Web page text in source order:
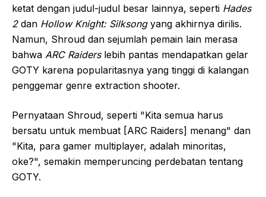
ketat dengan judul-judul besar lainnya, seperti Hades
2dan Hollow Knight: Silksongyang akhirnya dirilis.
Namun, Shroud dan sejumlah pemain lain merasa
bahwa ARC Raiderslebih pantas mendapatkan gelar
GOTY karena popularitasnya yang tinggi di kalangan
penggemar genre extraction shooter.
Pernyataan Shroud, seperti "Kita semua harus
bersatu untuk membuat [ARC Raiders] menang" dan
"Kita, para gamer multiplayer, adalah minoritas,
oke?", semakin memperuncing perdebatan tentang
GOTY.